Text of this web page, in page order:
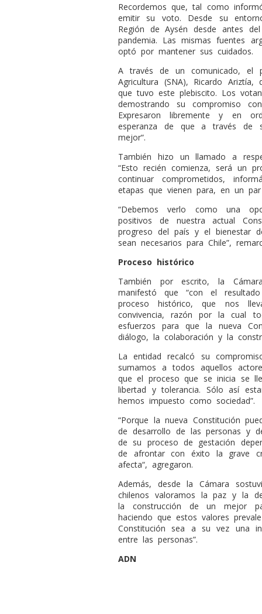
Recordemos que, tal como
emitir su voto. Desde su
Región de Aysén desde antes
pandemia. Las mismas fuentes
optó por mantener sus cuidados.
A través de un comunicado, el
Agricultura (SNA), Ricardo Ariztía,
que tuvo este plebiscito. Los
demostrando su compromiso
Expresaron libremente y en
esperanza de que a través de
mejor“.
También hizo un llamado a
“Esto recién comienza, será un
continuar comprometidos,
etapas que vienen para, en un
“Debemos verlo como una
positivos de nuestra actual
progreso del país y el bienestar
sean necesarios para Chile”,
Proceso histórico
También por escrito, la
manifestó que “con el
proceso histórico, que nos
convivencia, razón por la cual
esfuerzos para que la nueva
diálogo, la colaboración y la
La entidad recalcó su
sumamos a todos aquellos
que el proceso que se inicia se
libertad y tolerancia. Sólo así
hemos impuesto como sociedad”.
“Porque la nueva Constitución
de desarrollo de las personas y
de su proceso de gestación
de afrontar con éxito la grave
afecta“, agregaron.
Además, desde la Cámara
chilenos valoramos la paz y la
la construcción de un mejor
haciendo que estos valores
Constitución sea a su vez una
entre las personas”.
ADN